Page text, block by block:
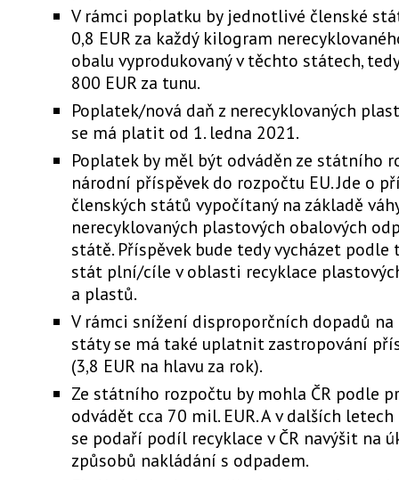
V rámci poplatku by jednotlivé členské
0,8 EUR za každý kilogram
obalu vyprodukovaný v těchto státech, tedy
800 EUR za tunu.
Poplatek/nová daň z nerecyklovaných
se má platit od 1. ledna 2021.
Poplatek by měl být odváděn ze státního
národní příspěvek do rozpočtu EU. Jde o
členských států vypočítaný na základě
nerecyklovaných plastových obalových
státě. Příspěvek bude tedy vycházet podle
stát plní/cíle v oblasti recyklace
a plastů.
V rámci snížení disproporčních dopadů
státy se má také uplatnit zastropování
(3,8 EUR na hlavu za rok).
Ze státního rozpočtu by mohla ČR podle
odvádět cca 70 mil. EUR. A v dalších
se podaří podíl recyklace v ČR navýšit na
způsobů nakládání s odpadem.